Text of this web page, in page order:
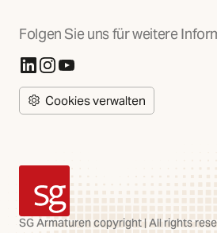
Folgen Sie uns für weitere
(Öffnet in neuer Registerkarte)
(Öffnet in neuer Registerkarte)
(Öffnet in neuer
Cookies verwalten
SG Armaturen
SG Armaturen copyright | All rights